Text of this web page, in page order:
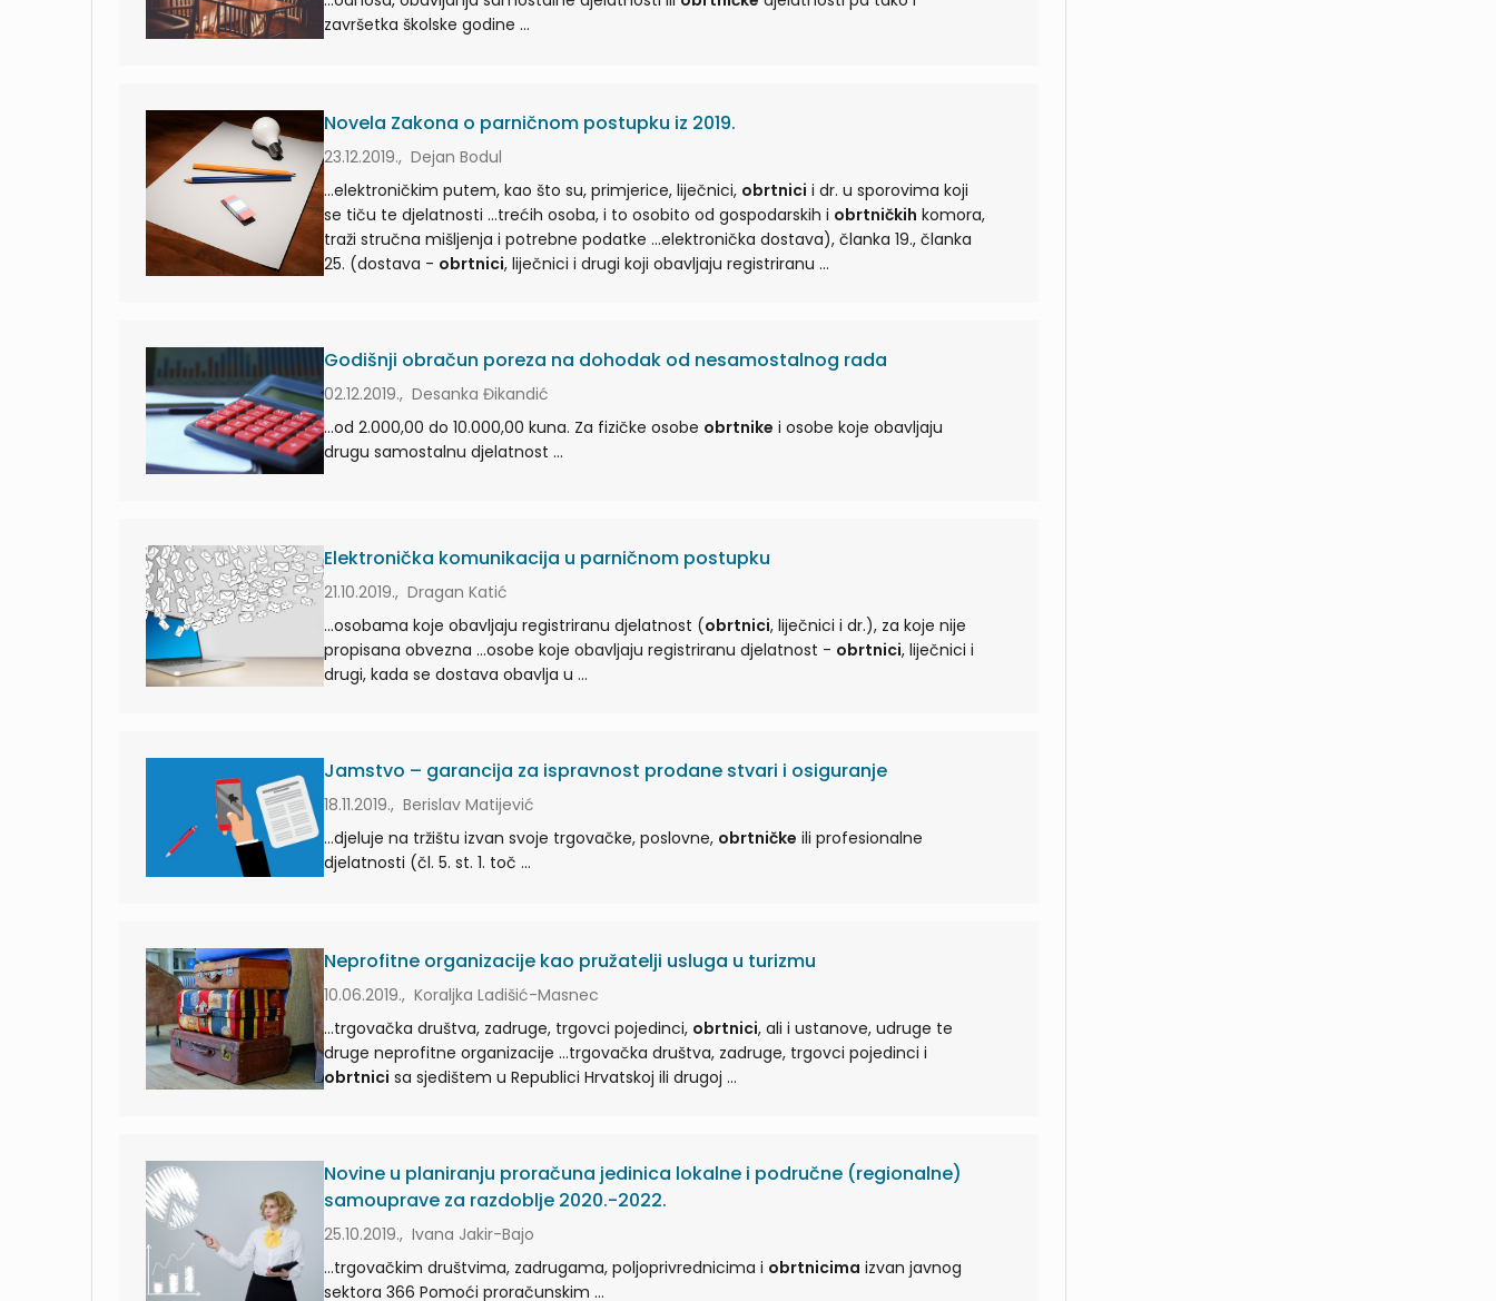
završetka školske godine ...
Novela Zakona o parničnom postupku iz 2019.
23.12.2019., Dejan Bodul
...elektroničkim putem, kao što su, primjerice, liječnici, obrtnici i dr. u sporovima koji
se tiču te djelatnosti ...trećih osoba, i to osobito od gospodarskih i obrtničkih komora,
traži stručna mišljenja i potrebne podatke ...elektronička dostava), članka 19., članka
25. (dostava - obrtnici , liječnici i drugi koji obavljaju registriranu ...
Godišnji obračun poreza na dohodak od nesamostalnog rada
02.12.2019., Desanka Đikandić
...od 2.000,00 do 10.000,00 kuna. Za fizičke osobe obrtnike i osobe koje obavljaju
drugu samostalnu djelatnost ...
Elektronička komunikacija u parničnom postupku
21.10.2019., Dragan Katić
...osobama koje obavljaju registriranu djelatnost (obrtnici, liječnici i dr.), za koje nije
propisana obvezna ...osobe koje obavljaju registriranu djelatnost - obrtnici, liječnici i
drugi, kada se dostava obavlja u ...
Jamstvo – garancija za ispravnost prodane stvari i osiguranje
18.11.2019., Berislav Matijević
...djeluje na tržištu izvan svoje trgovačke, poslovne, obrtničke ili profesionalne
djelatnosti (čl. 5. st. 1. toč ...
Neprofitne organizacije kao pružatelji usluga u turizmu
10.06.2019., Koraljka Ladišić-Masnec
...trgovačka društva, zadruge, trgovci pojedinci, obrtnici, ali i ustanove, udruge te
druge neprofitne organizacije ...trgovačka društva, zadruge, trgovci pojedinci i
obrtnici
sa sjedištem u Republici Hrvatskoj ili drugoj ...
Novine u planiranju proračuna jedinica lokalne i područne (regionalne)
samouprave za razdoblje 2020.-2022.
25.10.2019., Ivana Jakir-Bajo
...trgovačkim društvima, zadrugama, poljoprivrednicima i obrtnicima izvan javnog
sektora 366 Pomoći proračunskim ...